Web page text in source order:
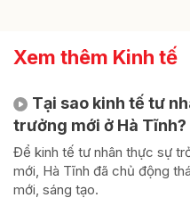
Xem thêm Kinh tế
Tại sao kinh tế tư
trưởng mới ở Hà Tĩnh?
Để kinh tế tư nhân thực sự
mới, Hà Tĩnh đã chủ động
mới, sáng tạo.